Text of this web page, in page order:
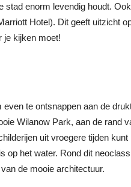
stad enorm levendig houdt.
Hotel). Dit geeft uitzicht
je kijken moet!
te ontsnappen aan de
Wilanow Park, aan de rand
uit vroegere tijden
op het water. Rond dit
de mooie architectuur.